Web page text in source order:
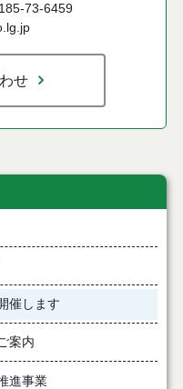
73-6459
せ
催します
案内
進事業